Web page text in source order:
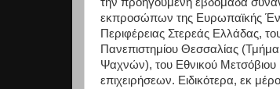
την προηγούμενη εβδομάδα
εκπροσώπων της Ευρωπαϊκής
Περιφέρειας Στερεάς Ελλάδας,
Πανεπιστημίου Θεσσαλίας
Ψαχνών), του Εθνικού Μετσόβιου
επιχειρήσεων. Ειδικότερα, εκ